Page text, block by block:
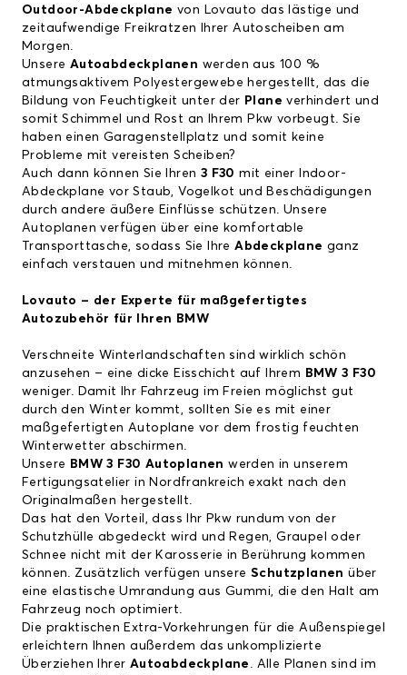
Outdoor-Abdeckplane von Lovauto das lästige und
zeitaufwendige Freikratzen Ihrer Autoscheiben am
Morgen.
Unsere Autoabdeckplanen werden aus 100 %
atmungsaktivem Polyestergewebe hergestellt, das die
Bildung von Feuchtigkeit unter der Plane verhindert und
somit Schimmel und Rost an Ihrem Pkw vorbeugt. Sie
haben einen Garagenstellplatz und somit keine
Probleme mit vereisten Scheiben?
Auch dann können Sie Ihren 3 F30mit einer Indoor-
Abdeckplane vor Staub, Vogelkot und Beschädigungen
durch andere äußere Einflüsse schützen. Unsere
Autoplanen verfügen über eine komfortable
Transporttasche, sodass Sie IhreAbdeckplane ganz
einfach verstauen und mitnehmen können.
Lovauto – der Experte für maßgefertigtes
Autozubehör für Ihren BMW
Verschneite Winterlandschaften sind wirklich schön
anzusehen – eine dicke Eisschicht auf Ihrem BMW 3 F30
weniger. Damit Ihr Fahrzeug im Freien möglichst gut
durch den Winter kommt, sollten Sie es mit einer
maßgefertigten Autoplane vor dem frostig feuchten
Winterwetter abschirmen.
Unsere BMW 3 F30 Autoplanen werden in unserem
Fertigungsatelier in Nordfrankreich exakt nach den
Originalmaßen hergestellt.
Das hat den Vorteil, dass Ihr Pkw rundum von der
Schutzhülle abgedeckt wird und Regen, Graupel oder
Schnee nicht mit der Karosserie in Berührung kommen
können. Zusätzlich verfügen unsere Schutzplanen über
eine elastische Umrandung aus Gummi, die den Halt am
Fahrzeug noch optimiert.
Die praktischen Extra-Vorkehrungen für die Außenspiegel
erleichtern Ihnen außerdem das unkomplizierte
Überziehen Ihrer Autoabdeckplane . Alle Planen sind im